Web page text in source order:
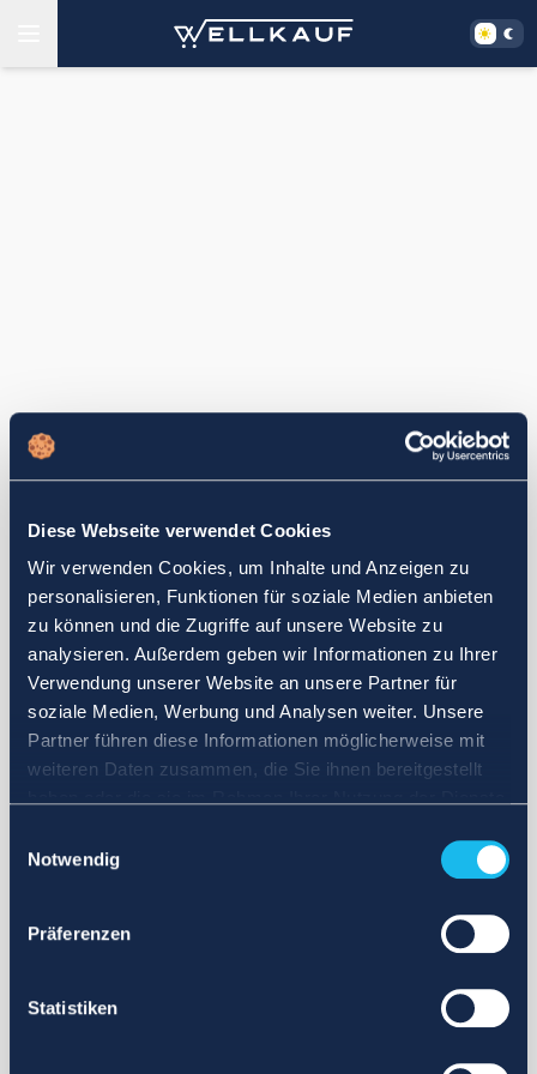
Diese Webseite verwendet Cookies
Wir verwenden Cookies, um Inhalte und Anzeigen zu
personalisieren, Funktionen für soziale Medien anbieten
zu können und die Zugriffe auf unsere Website zu
analysieren. Außerdem geben wir Informationen zu Ihrer
Verwendung unserer Website an unsere Partner für
soziale Medien, Werbung und Analysen weiter. Unsere
Partner führen diese Informationen möglicherweise mit
weiteren Daten zusammen, die Sie ihnen bereitgestellt
Notwendig
Präferenzen
Statistiken